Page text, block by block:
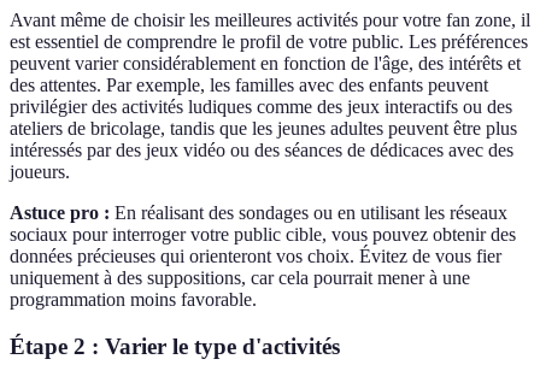
Avant même de choisir les meilleures activités pour votre fan zone, il
est essentiel de comprendre le profil de votre public. Les préférences
peuvent varier considérablement en fonction de l'âge, des intérêts et
des attentes. Par exemple, les familles avec des enfants peuvent
privilégier des activités ludiques comme des jeux interactifs ou des
ateliers de bricolage, tandis que les jeunes adultes peuvent être plus
intéressés par des jeux vidéo ou des séances de dédicaces avec des
joueurs.
Astuce pro : En réalisant des sondages ou en utilisant les réseaux
sociaux pour interroger votre public cible, vous pouvez obtenir des
données précieuses qui orienteront vos choix. Évitez de vous fier
uniquement à des suppositions, car cela pourrait mener à une
programmation moins favorable.
Étape 2 : Varier le type d'activités